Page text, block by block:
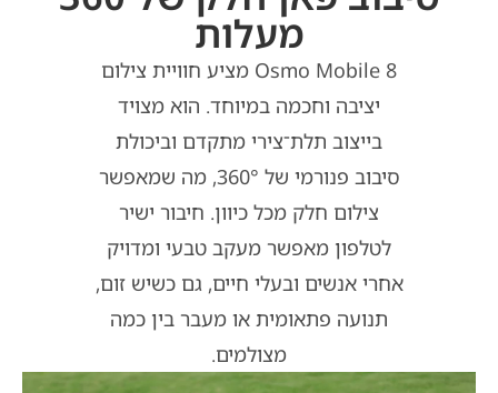
מעלות
Osmo Mobile 8 מציע חוויית צילום
יציבה וחכמה במיוחד. הוא מצויד
בייצוב תלת־צירי מתקדם וביכולת
סיבוב פנורמי של ‎360°‎, מה שמאפשר
צילום חלק מכל כיוון. חיבור ישיר
לטלפון מאפשר מעקב טבעי ומדויק
אחרי אנשים ובעלי חיים, גם כשיש זום,
תנועה פתאומית או מעבר בין כמה
מצולמים.